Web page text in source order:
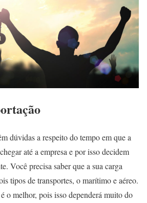
dúvidas a respeito do tempo em que a
até a empresa e por isso decidem
Você precisa saber que a sua carga
tipos de transportes, o marítimo e aéreo.
o melhor, pois isso dependerá muito do